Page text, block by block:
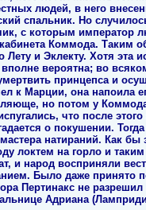
людей, в него
спальник. Но
с которым император
Коммода. Таким
и Эклекту. Хотя эта
вероятна; во
принцепса и
к Марции, она напоила
но потом у
что после
о покушении.
натираний. Как бы
локтем на горло и
и народ восприняли
Было даже принято
Пертинакс не разрешил
Адриана